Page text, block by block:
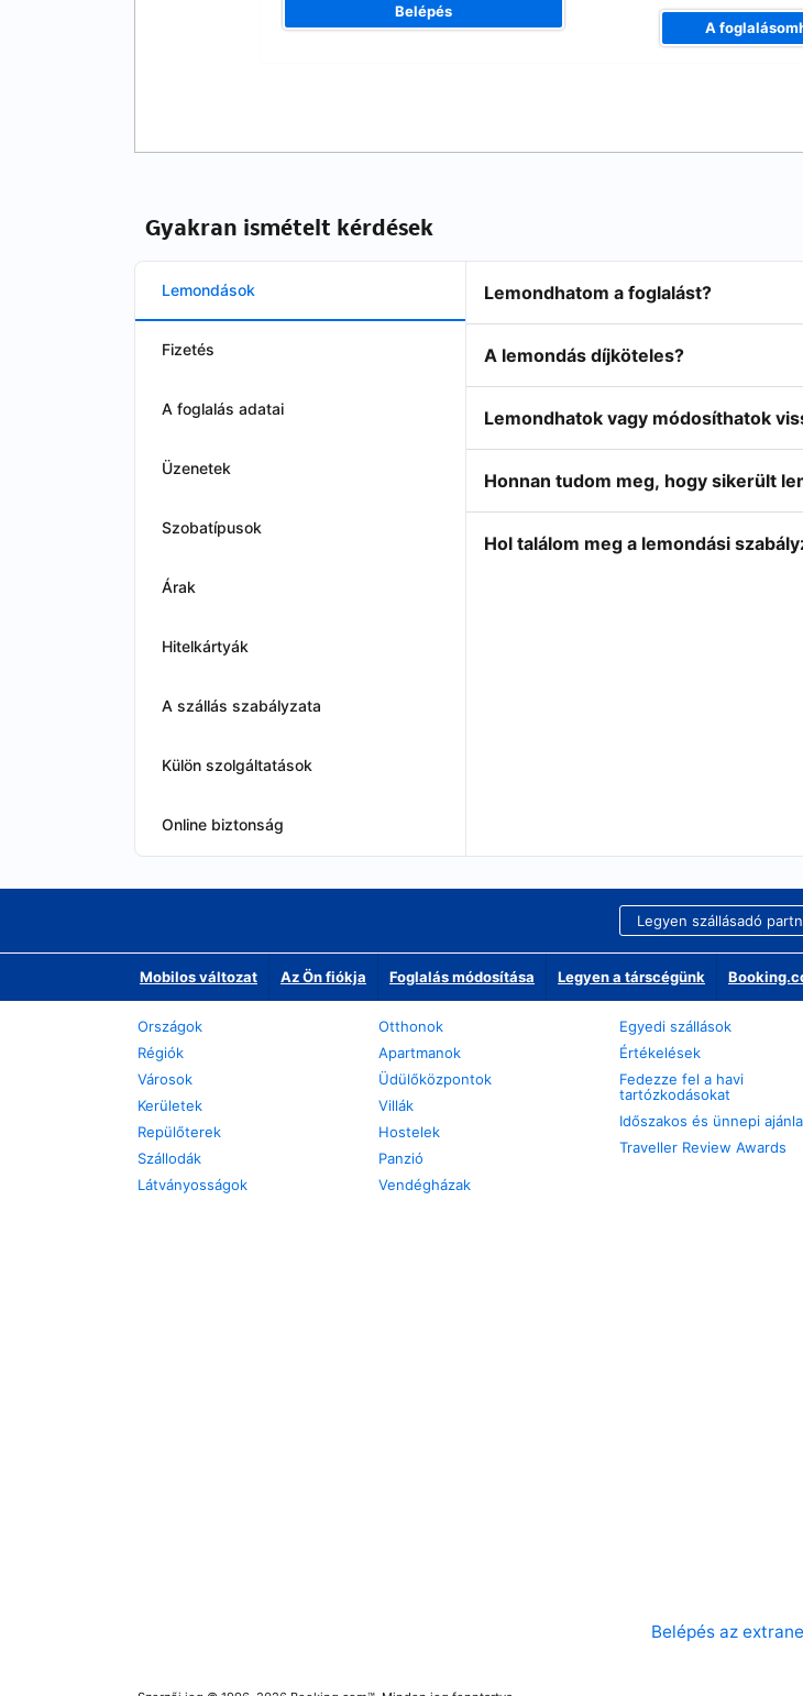
Belépés
A
Gyakran ismételt kérdések
Lemondások
Fizetés
A foglalás adatai
Üzenetek
Szobatípusok
Árak
Hitelkártyák
A szállás szabályzata
Külön szolgáltatások
Online biztonság
Lemondhatom a foglalást?
A lemondás díjköteles?
Lemondhatok vagy módosíthatok
Honnan tudom meg, hogy sikerült
Hol találom meg a lemondási
Legyen szállásadó
Mobilos változat Az Ön fiókja Foglalás módosítása Legyen a társcégünk
Országok
Régiók
Városok
Kerületek
Repülőterek
Szállodák
Látványosságok
Otthonok
Apartmanok
Üdülőközpontok
Villák
Hostelek
Panzió
Vendégházak
Egyedi szállások
Értékelések
Fedezze fel a havi
tartózkodásokat
Időszakos és ünnepi
Traveller Review Awards
Belépés az